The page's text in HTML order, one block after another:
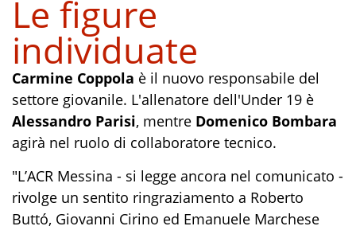
Le figure
individuate
Carmine Coppola è il nuovo responsabile del
settore giovanile. L'allenatore dell'Under 19 è
Alessandro Parisi, mentre Domenico Bombara
agirà nel ruolo di collaboratore tecnico.
"L’ACR Messina - si legge ancora nel comunicato -
rivolge un sentito ringraziamento a Roberto
Buttó, Giovanni Cirino ed Emanuele Marchese